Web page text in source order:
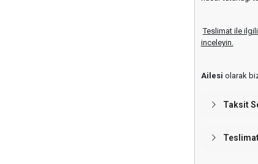
Teslimat ile
inceleyin.
Ailesi olarak
Taksit